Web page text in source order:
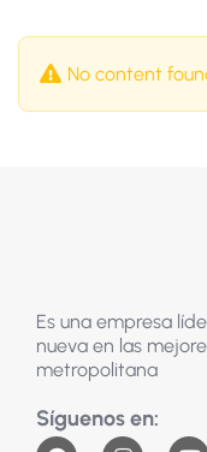
No content
Es una empresa
nueva en las
metropolitana